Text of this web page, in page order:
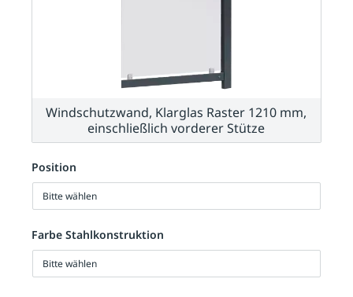
Position
Bitte wählen
Farbe Stahlkonstruktion
Bitte wählen
Windschutzwand, Klarglas Raster 1210 mm,
einschließlich vorderer Stütze